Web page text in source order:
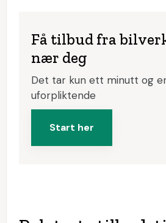
Få tilbud fra
nær deg
Det tar kun ett minutt og
uforpliktende
Start her